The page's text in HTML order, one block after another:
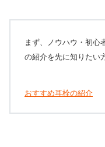
まず、ノウハウ・初心
の紹介を先に知りたい
おすすめ耳栓の紹介